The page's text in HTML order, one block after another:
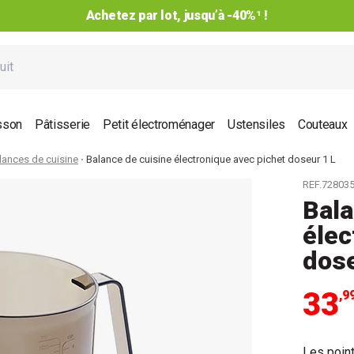
Achetez par lot, jusqu’à -40%¹ !
Pâtisserie Petit électroménager Ustensiles Couteaux
de cuisine Balance de cuisine électronique avec pichet doseur 1 L
REF.728035
33